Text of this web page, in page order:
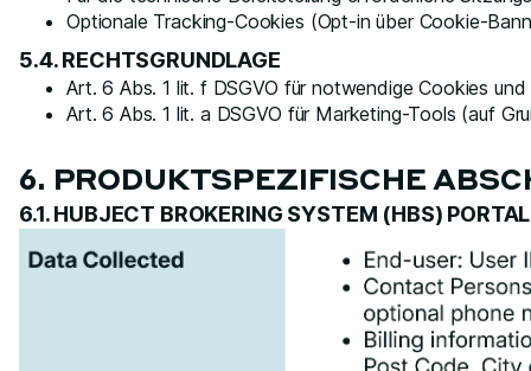
Optionale Tracking-Cookies (Opt-in über Cookie-
5.4. RECHTSGRUNDLAGE
Art. 6 Abs. 1 lit. f DSGVO für notwendige Cookies
Art. 6 Abs. 1 lit. a DSGVO für Marketing-Tools (auf
6. PRODUKTSPEZIFISCHE
6.1. HUBJECT BROKERING SYSTEM (HBS) PORTAL